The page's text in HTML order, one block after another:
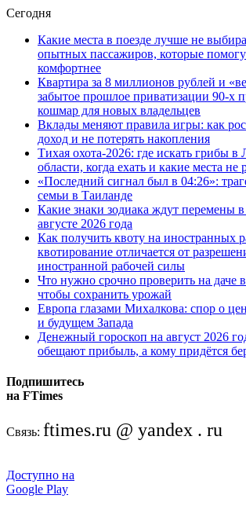
Сегодня
Какие места в поезде лучше не
опытных пассажиров, которые
комфортнее
Квартира за 8 миллионов рублей и
забытое прошлое приватизации 90-х
кошмар для новых владельцев
Вклады меняют правила игры: как
доход и не потерять накопления
Тихая охота-2026: где искать грибы в
области, когда ехать и какие места не
«Последний сигнал был в 04:26»:
семьи в Таиланде
Какие знаки зодиака ждут перемены
августе 2026 года
Как получить квоту на иностранных
квотирование отличается от
иностранной рабочей силы
Что нужно срочно проверить на даче
чтобы сохранить урожай
Европа глазами Михалкова: спор о
и будущем Запада
Денежный гороскоп на август 2026
обещают прибыль, а кому придётся
Подпишитесь
на FTimes
Связь: ftimes.ru @ yandex . ru
Доступно на
Google Play